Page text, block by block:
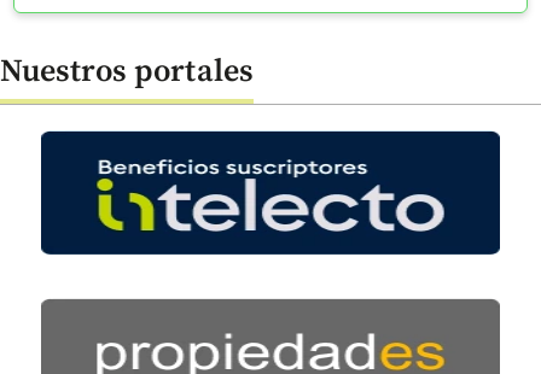
Nuestros portales